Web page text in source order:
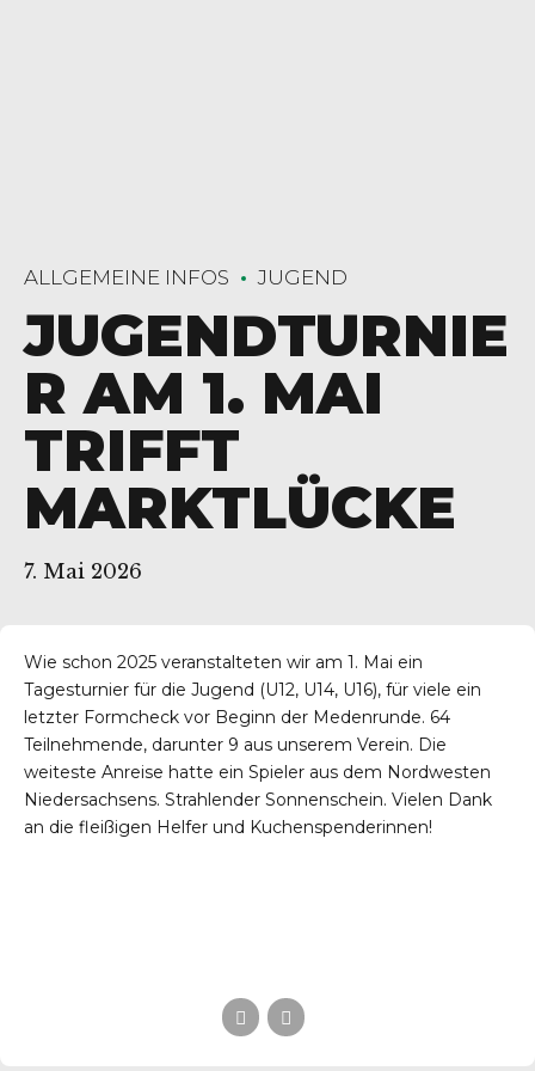
ALLGEMEINE INFOS JUGEND
JUGENDTURNIE
R AM 1. MAI
TRIFFT
MARKTLÜCKE
7. Mai 2026
Wie schon 2025 veranstalteten wir am 1. Mai ein
Tagesturnier für die Jugend (U12, U14, U16), für viele ein
letzter Formcheck vor Beginn der Medenrunde. 64
Teilnehmende, darunter 9 aus unserem Verein. Die
weiteste Anreise hatte ein Spieler aus dem Nordwesten
Niedersachsens. Strahlender Sonnenschein. Vielen Dank
an die fleißigen Helfer und Kuchenspenderinnen!